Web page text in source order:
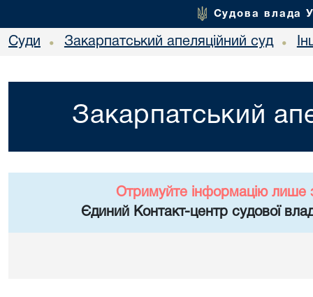
Судова влада
Суди • Закарпатський апеляційний суд •
Закарпатський
Отримуйте інформацію лише
Єдиний Контакт-центр судової